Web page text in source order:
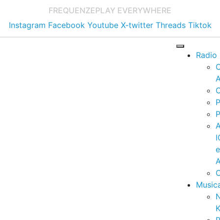
FREQUENZEPLAY EVERYWHERE
Instagram Facebook Youtube X-twitter Threads Tiktok
Radio
e